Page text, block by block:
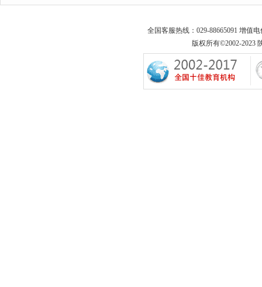
全国客服热线：029-88665091 增值
版权所有©2002-2023